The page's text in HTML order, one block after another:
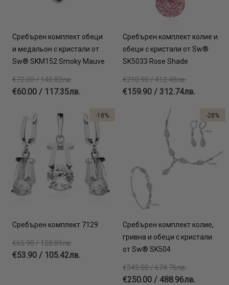
Сребърен комплект обеци
и медальон с кристали от
Sw® SKM152 Smoky Mauve
€72.00 / 140.82лв.
€60.00 / 117.35лв.
Сребърен комплект колие и
обеци с кристали от Sw®
SK5033 Rose Shade
€210.90 / 412.48лв.
€159.90 / 312.74лв.
Сребърен комплект 7129
€65.90 / 128.89лв.
€53.90 / 105.42лв.
-18%
Сребърен комплект колие,
гривна и обеци с кристали
от Sw® SK504
€345.00 / 674.76лв.
€250.00 / 488.96лв.
-28%